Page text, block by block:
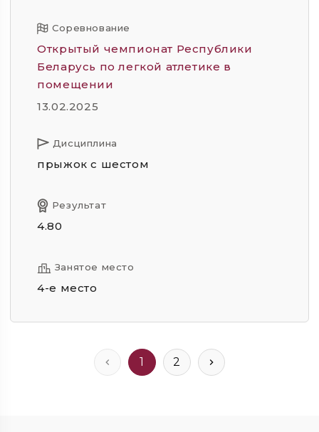
Соревнование
Открытый чемпионат Республики
Беларусь по легкой атлетике в
помещении
13.02.2025
Дисциплина
прыжок с шестом
Результат
4.80
Занятое место
4-е место
1 2